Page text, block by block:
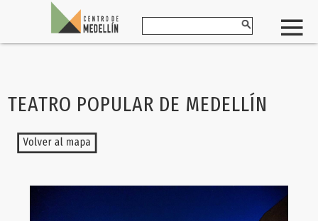
TEATRO POPULAR DE MEDELLÍN